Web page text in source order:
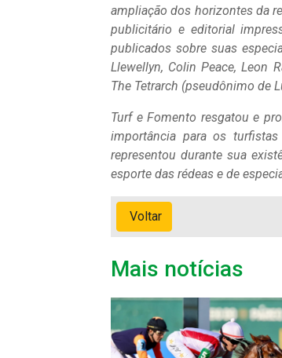
ampliação dos horizontes da
publicitário e editorial
publicados sobre suas
Llewellyn, Colin Peace, Leon
The Tetrarch (pseudônimo de
Turf e Fomento resgatou e
importância para os
representou durante sua
esporte das rédeas e de
Voltar
Mais notícias